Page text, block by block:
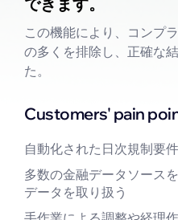
この機能により、コンプ
の多くを排除し、正確な
た。
Customers' pain
自動化された日次規制要
多数の金融データソース
データを取り扱う